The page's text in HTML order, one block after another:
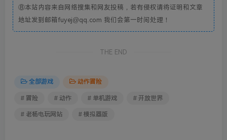
⑧本站内容来自网络搜集和网友投稿，若有侵权请将证明和文章
地址发到邮箱fuyej@qq.com 我们会第一时间处理！
THE END
全部游戏 动作冒险
# 冒险 # 动作 # 单机游戏 # 开放世界
# 老杨电玩网站 # 模拟器版